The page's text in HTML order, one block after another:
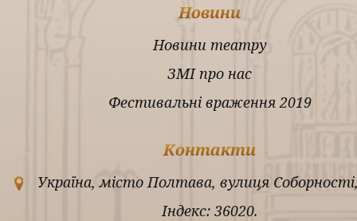
Новини
Новини театру
ЗМІ про нас
Фестивальні враження 2019
Контакти
Україна, місто Полтава, вулиця
Індекс: 36020.